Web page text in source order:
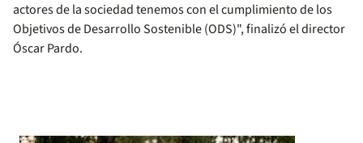
actores de la sociedad tenemos con el cumplimiento de los
Objetivos de Desarrollo Sostenible (ODS)", finalizó el director
Óscar Pardo.